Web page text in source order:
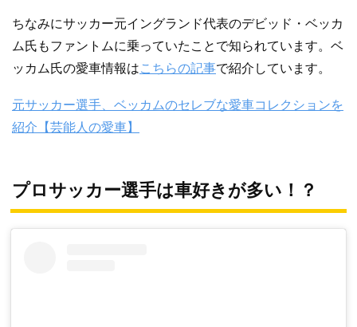
ちなみにサッカー元イングランド代表のデビッド・ベッカ
ム氏もファントムに乗っていたことで知られています。ベ
ッカム氏の愛車情報はこちらの記事で紹介しています。
元サッカー選手、ベッカムのセレブな愛車コレクションを
紹介【芸能人の愛車】
プロサッカー選手は車好きが多い！？